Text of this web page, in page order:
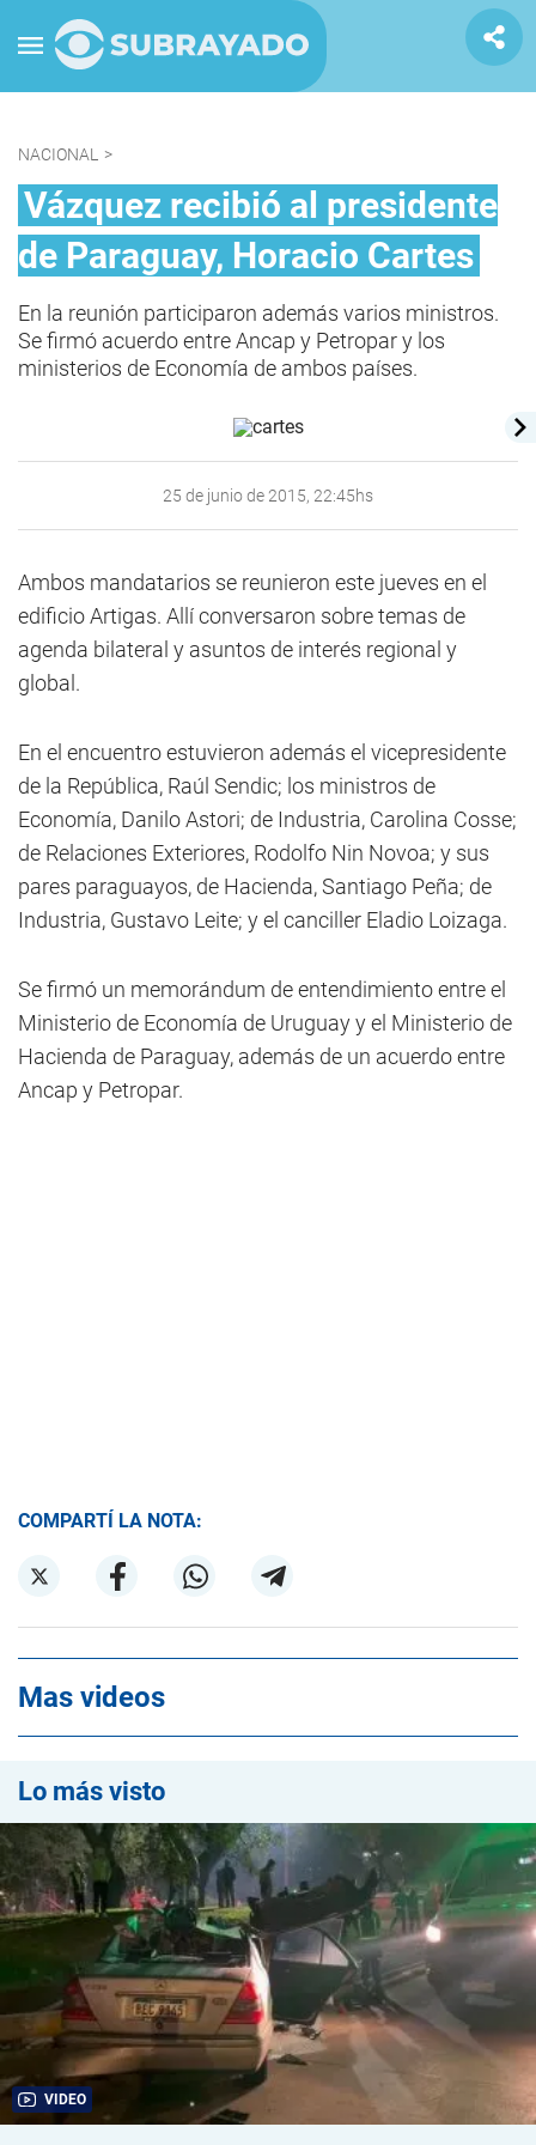
NACIONAL >
Vázquez recibió al presidente
de Paraguay, Horacio Cartes
En la reunión participaron además varios ministros.
Se firmó acuerdo entre Ancap y Petropar y los
ministerios de Economía de ambos países.
25 de junio de 2015, 22:45hs
Ambos mandatarios se reunieron este jueves en el
edificio Artigas. Allí conversaron sobre temas de
agenda bilateral y asuntos de interés regional y
global.
En el encuentro estuvieron además el vicepresidente
de la República, Raúl Sendic; los ministros de
Economía, Danilo Astori; de Industria, Carolina Cosse;
de Relaciones Exteriores, Rodolfo Nin Novoa; y sus
pares paraguayos, de Hacienda, Santiago Peña; de
Industria, Gustavo Leite; y el canciller Eladio Loizaga.
Se firmó un memorándum de entendimiento entre el
Ministerio de Economía de Uruguay y el Ministerio de
Hacienda de Paraguay, además de un acuerdo entre
Ancap y Petropar.
COMPARTÍ LA NOTA:
Mas videos
Lo más visto
VIDEO